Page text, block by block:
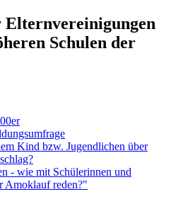
Elternvereinigungen
Schulen der
Kind bzw. Jugendlichen über
- wie mit Schülerinnen und
Amoklauf reden?"